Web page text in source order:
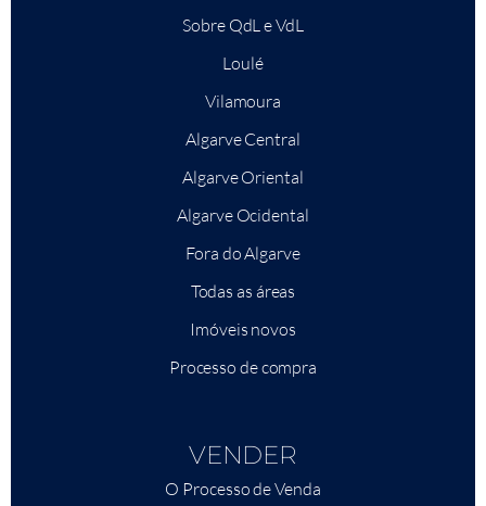
Sobre QdL e VdL
Loulé
Vilamoura
Algarve Central
Algarve Oriental
Algarve Ocidental
Fora do Algarve
Todas as áreas
Imóveis novos
Processo de compra
VENDER
O Processo de Venda